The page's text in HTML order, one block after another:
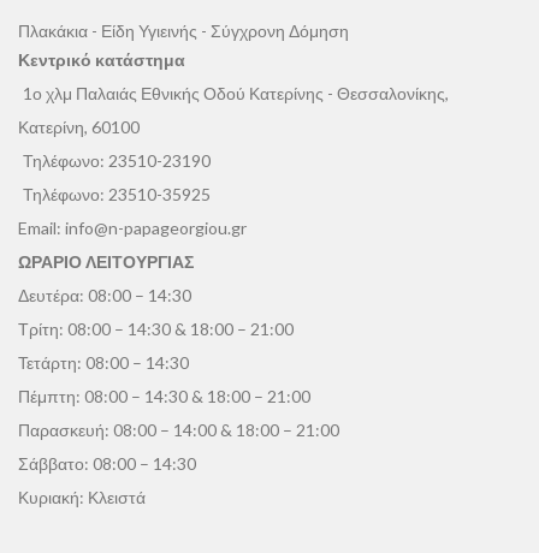
Πλακάκια - Είδη Υγιεινής - Σύγχρονη Δόμηση
Κεντρικό κατάστημα
1ο χλμ Παλαιάς Εθνικής Οδού Κατερίνης - Θεσσαλονίκης,
Κατερίνη, 60100
Τηλέφωνο: 23510-23190
Τηλέφωνο: 23510-35925
Email: info@n-papageorgiou.gr
ΩΡΑΡΙΟ ΛΕΙΤΟΥΡΓΙΑΣ
Δευτέρα: 08:00 – 14:30
Τρίτη: 08:00 – 14:30 & 18:00 – 21:00
Τετάρτη: 08:00 – 14:30
Πέμπτη: 08:00 – 14:30 & 18:00 – 21:00
Παρασκευή: 08:00 – 14:00 & 18:00 – 21:00
Σάββατο: 08:00 – 14:30
Κυριακή: Κλειστά